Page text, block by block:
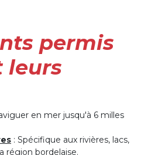
permis
leurs
en mer jusqu'à 6 milles
: Spécifique aux rivières, lacs,
région bordelaise.